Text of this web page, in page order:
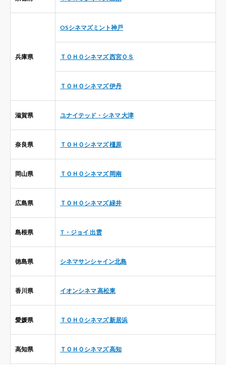
兵庫県
OSシネマズミント神戸
ＴＯＨＯシネマズ 西宮ＯＳ
ＴＯＨＯシネマズ 伊丹
滋賀県 ユナイテッド・シネマ 大津
奈良県 ＴＯＨＯシネマズ 橿原
岡山県 ＴＯＨＯシネマズ 岡南
広島県 ＴＯＨＯシネマズ 緑井
島根県 T・ジョイ 出雲
徳島県 シネマサンシャイン北島
香川県 イオンシネマ 高松東
愛媛県 ＴＯＨＯシネマズ 新居浜
高知県 ＴＯＨＯシネマズ 高知